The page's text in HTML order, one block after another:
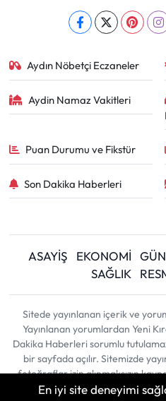
Aydın Nöbetçi Eczaneler
Aydin Namaz Vakitleri
Puan Durumu ve Fikstür
Son Dakika Haberleri
ASAYİŞ EKONOMİ
SAĞLIK
Sitede yayınlanan içerik ve
Yayınlanan yorumlardan Yeni
Dakika Haberleri sorumlu
bir sayfada açılır. Sitemizde
fotoğraflar izin alınmaksızın
ortamda
En iyi site deneyimi